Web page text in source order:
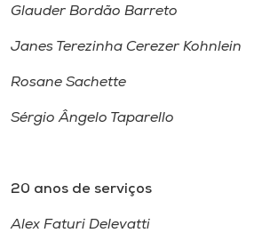
Glauder Bordão Barreto
Janes Terezinha Cerezer Kohnlein
Rosane Sachette
Sérgio Ângelo Taparello
20 anos de serviços
Alex Faturi Delevatti